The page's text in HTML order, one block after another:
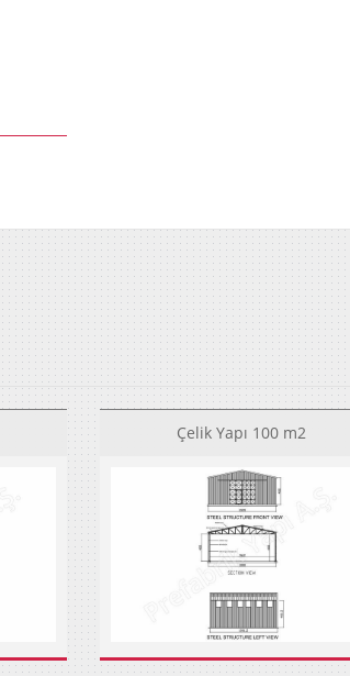
Çelik Yapı 100 m2